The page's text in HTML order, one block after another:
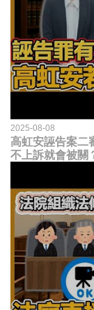
2025-08-08
高虹安誣告案二
不上訴就會被關